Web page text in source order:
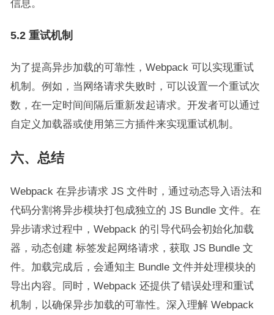
信息。
5.2 重试机制
为了提高异步加载的可靠性，Webpack 可以实现重试
机制。例如，当网络请求失败时，可以设置一个重试次
数，在一定时间间隔后重新发起请求。开发者可以通过
自定义加载器或使用第三方插件来实现重试机制。
六、总结
Webpack 在异步请求 JS 文件时，通过动态导入语法和
代码分割将异步模块打包成独立的 JS Bundle 文件。在
异步请求过程中，Webpack 的引导代码会初始化加载
器，动态创建 标签发起网络请求，获取 JS Bundle 文
件。加载完成后，会通知主 Bundle 文件并处理模块的
导出内容。同时，Webpack 还提供了错误处理和重试
机制，以确保异步加载的可靠性。深入理解 Webpack